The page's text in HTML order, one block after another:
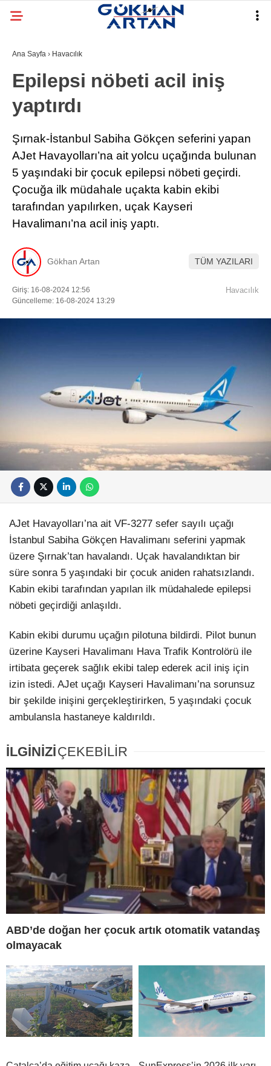
Ana Sayfa › Havacılık
Epilepsi nöbeti acil iniş
yaptırdı
Şırnak-İstanbul Sabiha Gökçen seferini yapan
AJet Havayolları’na ait yolcu uçağında bulunan
5 yaşındaki bir çocuk epilepsi nöbeti geçirdi.
Çocuğa ilk müdahale uçakta kabin ekibi
tarafından yapılırken, uçak Kayseri
Havalimanı’na acil iniş yaptı.
Gökhan Artan TÜM YAZILARI
Giriş: 16-08-2024 12:56
Güncelleme: 16-08-2024 13:29
Havacılık
AJet Havayolları’na ait VF-3277 sefer sayılı uçağı
İstanbul Sabiha Gökçen Havalimanı seferini yapmak
üzere Şırnak’tan havalandı. Uçak havalandıktan bir
süre sonra 5 yaşındaki bir çocuk aniden rahatsızlandı.
Kabin ekibi tarafından yapılan ilk müdahalede epilepsi
nöbeti geçirdiği anlaşıldı.
Kabin ekibi durumu uçağın pilotuna bildirdi. Pilot bunun
üzerine Kayseri Havalimanı Hava Trafik Kontrolörü ile
irtibata geçerek sağlık ekibi talep ederek acil iniş için
izin istedi. AJet uçağı Kayseri Havalimanı’na sorunsuz
bir şekilde inişini gerçekleştirirken, 5 yaşındaki çocuk
ambulansla hastaneye kaldırıldı.
İLGİNİZİÇEKEBİLİR
ABD’de doğan her çocuk artık otomatik vatandaş
olmayacak